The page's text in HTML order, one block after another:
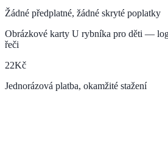
Žádné předplatné, žádné skryté poplatky
Obrázkové karty U rybníka pro děti —
řeči
22Kč
Jednorázová platba, okamžité stažení